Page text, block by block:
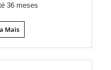
36 meses
Mais